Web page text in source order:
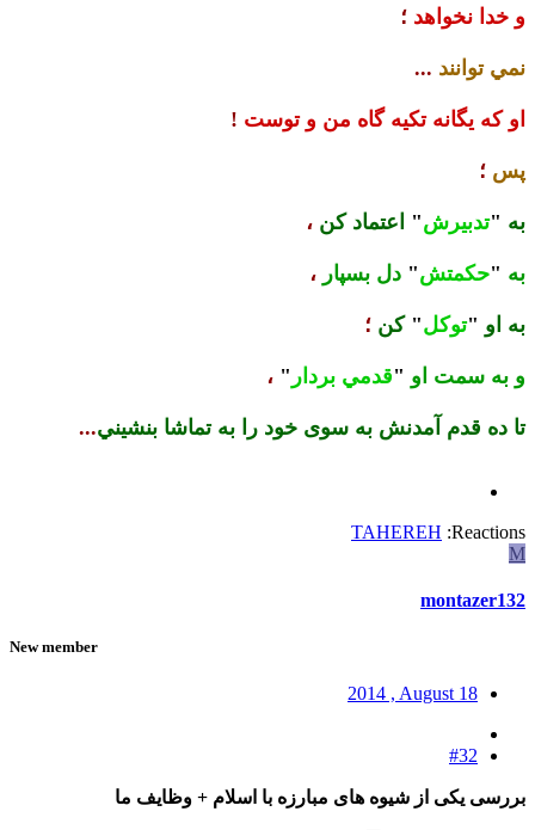
و خدا نخواهد؛
نمي توانند...
او که يگانه تکيه گاه من و توست
پس ؛
به "تدبيرش "اعتماد کن،
به "حکمتش "دل بسپار ،
به او "توکل "کن؛
و به سمت او "قدمي بردار "،
تا ده قدم آمدنش به سوى خود را به تماشا بنشيني ...
Reactions:
TAHEREH
M
montazer132
New member
2014 , August 18
#32
بررسی یکی از شیوه های مبارزه با اسلام + وظایف ما